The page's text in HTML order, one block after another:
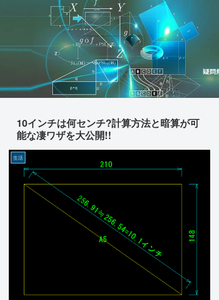
10インチは何センチ?計算方法と暗算が可
能な凄ワザを大公開!!
生活